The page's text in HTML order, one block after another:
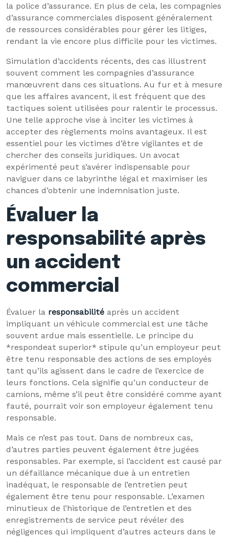
la police d’assurance. En plus de cela, les compagnies
d’assurance commerciales disposent généralement
de ressources considérables pour gérer les litiges,
rendant la vie encore plus difficile pour les victimes.
Simulation d’accidents récents, des cas illustrent
souvent comment les compagnies d’assurance
manœuvrent dans ces situations. Au fur et à mesure
que les affaires avancent, il est fréquent que des
tactiques soient utilisées pour ralentir le processus.
Une telle approche vise à inciter les victimes à
accepter des règlements moins avantageux. Il est
essentiel pour les victimes d’être vigilantes et de
chercher des conseils juridiques. Un avocat
expérimenté peut s’avérer indispensable pour
naviguer dans ce labyrinthe légal et maximiser les
chances d’obtenir une indemnisation juste.
Évaluer la
responsabilité après
un accident
commercial
Évaluer la responsabilité après un accident
impliquant un véhicule commercial est une tâche
souvent ardue mais essentielle. Le principe du
*respondeat superior* stipule qu’un employeur peut
être tenu responsable des actions de ses employés
tant qu’ils agissent dans le cadre de l’exercice de
leurs fonctions. Cela signifie qu’un conducteur de
camions, même s’il peut être considéré comme ayant
fauté, pourrait voir son employeur également tenu
responsable.
Mais ce n’est pas tout. Dans de nombreux cas,
d’autres parties peuvent également être jugées
responsables. Par exemple, si l’accident est causé par
un défaillance mécanique due à un entretien
inadéquat, le responsable de l’entretien peut
également être tenu pour responsable. L’examen
minutieux de l’historique de l’entretien et des
enregistrements de service peut révéler des
négligences qui impliquent d’autres acteurs dans le